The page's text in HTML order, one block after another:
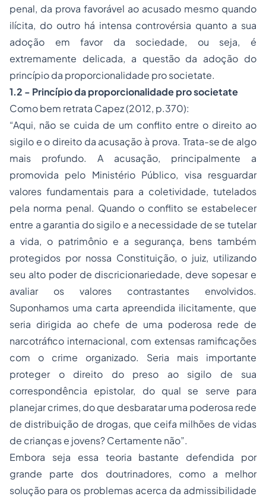
penal, da prova favorável ao acusado mesmo quando
ilícita, do outro há intensa controvérsia quanto a sua
adoção em favor da sociedade, ou seja, é
extremamente delicada, a questão da adoção do
princípio da proporcionalidade pro societate.
1.2 - Princípio da proporcionalidade pro societate
Como bem retrata Capez (2012, p.370):
“Aqui, não se cuida de um conflito entre o direito ao
sigilo e o direito da acusação à prova. Trata-se de algo
mais profundo. A acusação, principalmente a
promovida pelo Ministério Público, visa resguardar
valores fundamentais para a coletividade, tutelados
pela norma penal. Quando o conflito se estabelecer
entre a garantia do sigilo e a necessidade de se tutelar
a vida, o patrimônio e a segurança, bens também
protegidos por nossa Constituição, o juiz, utilizando
seu alto poder de discricionariedade, deve sopesar e
avaliar os valores contrastantes envolvidos.
Suponhamos uma carta apreendida ilicitamente, que
seria dirigida ao chefe de uma poderosa rede de
narcotráfico internacional, com extensas ramificações
com o crime organizado. Seria mais importante
proteger o direito do preso ao sigilo de sua
correspondência epistolar, do qual se serve para
planejar crimes, do que desbaratar uma poderosa rede
de distribuição de drogas, que ceifa milhões de vidas
de crianças e jovens? Certamente não”.
Embora seja essa teoria bastante defendida por
grande parte dos doutrinadores, como a melhor
solução para os problemas acerca da admissibilidade